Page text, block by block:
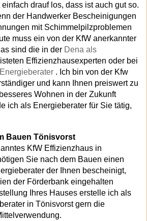
drauf los, dass ist auch gut so.
der Handwerker Bescheinigungen
mit Schimmelpilzproblemen
muss ein von der KfW anerkannter
sind die in der Dena als
Effizienzhausexperten oder bei
Energieberater . Ich bin von der Kfw
und kann Ihnen preiswert zu
Wohnen in der Zukunft
ich als Energieberater für Sie tätig,
Bauen Tönisvorst
KfW Effizienzhaus in
Sie nach dem Bauen einen
der Ihnen bescheinigt,
der Förderbank eingehalten
Ihres Hauses erstelle ich als
in Tönisvorst gern die